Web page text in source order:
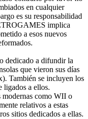
en cualquier
es su responsabilidad
implica
a esos nuevos
dedicado a difundir la
que vieron sus días
También se incluyen los
ligados a ellos.
modernas como WII o
relativos a estas
sitios dedicados a ellas.